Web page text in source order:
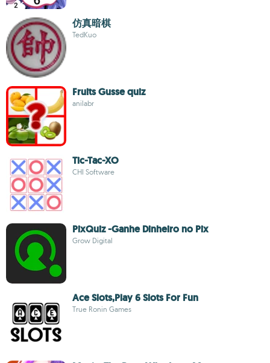
仿真暗棋
TedKuo
Fruits Gusse quiz
anilabr
Tic-Tac-XO
CHI Software
PixQuiz -Ganhe Dinheiro no Pix
Grow Digital
Ace Slots,Play 6 Slots For Fun
True Ronin Games